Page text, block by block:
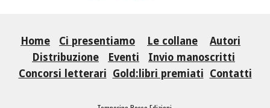
Home Ci presentiamo Le collane
Autori
Distribuzione
Eventi
Invio manoscritti
Concorsi letterari Gold:libri premiati Contatti